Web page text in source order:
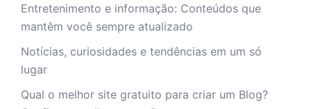
Entretenimento e informação: Conteúdos que
mantêm você sempre atualizado
Notícias, curiosidades e tendências em um só
lugar
Qual o melhor site gratuito para criar um Blog?